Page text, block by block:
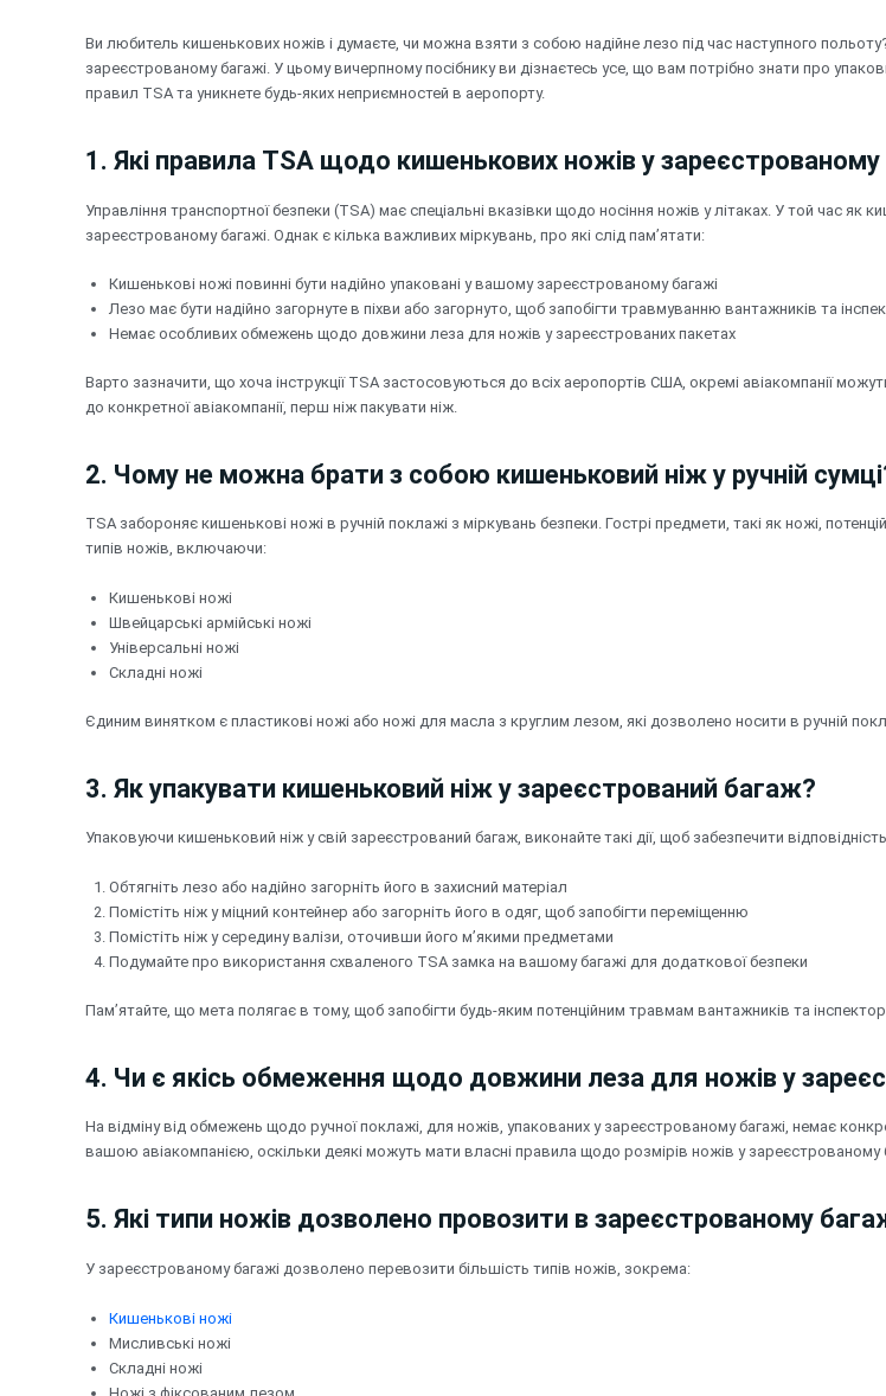
Ви любитель кишенькових ножів і думаєте, чи можна взяти з собою надійне лезо під час наступного
зареєстрованому багажі. У цьому вичерпному посібнику ви дізнаєтесь усе, що вам потрібно знати про
правил TSA та уникнете будь-яких неприємностей в аеропорту.
1. Які правила TSA щодо кишенькових ножів у зареєстрованому
Управління транспортної безпеки (TSA) має спеціальні вказівки щодо носіння ножів у літаках. У той час
зареєстрованому багажі. Однак є кілька важливих міркувань, про які слід пам’ятати:
Кишенькові ножі повинні бути надійно упаковані у вашому зареєстрованому багажі
Лезо має бути надійно загорнуте в піхви або загорнуто, щоб запобігти травмуванню вантажників та
Немає особливих обмежень щодо довжини леза для ножів у зареєстрованих пакетах
Варто зазначити, що хоча інструкції TSA застосовуються до всіх аеропортів США, окремі авіакомпанії
до конкретної авіакомпанії, перш ніж пакувати ніж.
2. Чому не можна брати з собою кишеньковий ніж у ручній
TSA забороняє кишенькові ножі в ручній поклажі з міркувань безпеки. Гострі предмети, такі як ножі,
типів ножів, включаючи:
Кишенькові ножі
Швейцарські армійські ножі
Універсальні ножі
Складні ножі
Єдиним винятком є пластикові ножі або ножі для масла з круглим лезом, які дозволено носити в ручній
3. Як упакувати кишеньковий ніж у зареєстрований багаж?
Упаковуючи кишеньковий ніж у свій зареєстрований багаж, виконайте такі дії, щоб забезпечити
Обтягніть лезо або надійно загорніть його в захисний матеріал
Помістіть ніж у міцний контейнер або загорніть його в одяг, щоб запобігти переміщенню
Помістіть ніж у середину валізи, оточивши його м’якими предметами
Подумайте про використання схваленого TSA замка на вашому багажі для додаткової безпеки
Пам’ятайте, що мета полягає в тому, щоб запобігти будь-яким потенційним травмам вантажників та
4. Чи є якісь обмеження щодо довжини леза для ножів у
На відміну від обмежень щодо ручної поклажі, для ножів, упакованих у зареєстрованому багажі, немає
вашою авіакомпанією, оскільки деякі можуть мати власні правила щодо розмірів ножів у зареєстрованому
5. Які типи ножів дозволено провозити в зареєстрованому
У зареєстрованому багажі дозволено перевозити більшість типів ножів, зокрема:
Кишенькові ножі
Мисливські ножі
Складні ножі